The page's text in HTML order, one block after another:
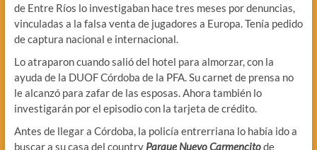
de Entre Ríos lo investigaban hace tres meses por denuncias,
vinculadas a la falsa venta de jugadores a Europa. Tenía pedido
de captura nacional e internacional.
Lo atraparon cuando salió del hotel para almorzar, con la
ayuda de la DUOF Córdoba de la PFA. Su carnet de prensa no
le alcanzó para zafar de las esposas. Ahora también lo
investigarán por el episodio con la tarjeta de crédito.
Antes de llegar a Córdoba, la policía entrerriana lo había ido a
buscar a su casa del country Parque Nuevo Carmencitode